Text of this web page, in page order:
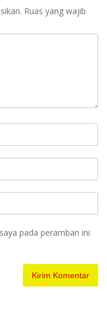
Ruas yang wajib
pada peramban ini